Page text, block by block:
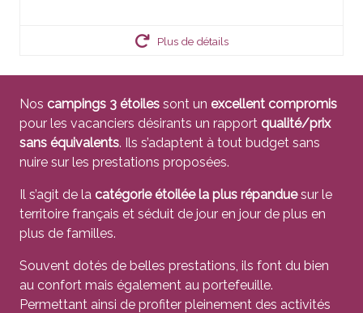
Plus de détails
Nos campings 3 étoiles sont un excellent compromis
pour les vacanciers désirants un rapport qualité/prix
sans équivalents. Ils s’adaptent à tout budget sans
nuire sur les prestations proposées.
Il s’agit de la catégorie étoilée la plus répanduesur le
territoire français et séduit de jour en jour de plus en
plus de familles.
Souvent dotés de belles prestations, ils font du bien
au confort mais également au portefeuille.
Permettant ainsi de profiter pleinement des activités